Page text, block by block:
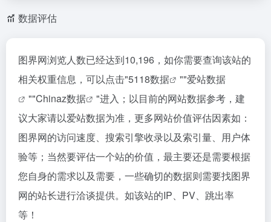
数据评估
图界网浏览人数已经达到10,196，如你需要查询该站的
相关权重信息，可以点击"5118数据 ""爱站数据
""Chinaz数据
"进入；以目前的网站数据参考，建
议大家请以爱站数据为准，更多网站价值评估因素如：
图界网的访问速度、搜索引擎收录以及索引量、用户体
验等；当然要评估一个站的价值，最主要还是需要根据
您自身的需求以及需要，一些确切的数据则需要找图界
网的站长进行洽谈提供。如该站的IP、PV、跳出率
等！